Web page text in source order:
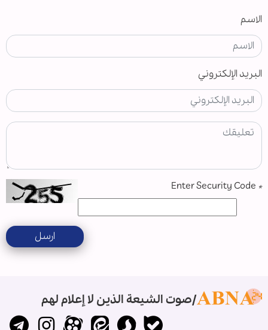
الاسم
البريد الإلكتروني
*
ارسل
صوت الشيعة الذين لا إعلام لهم